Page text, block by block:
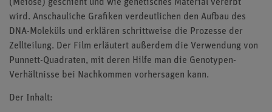
(Meiose) geschieht und wie genetisches Material vererbt
wird. Anschauliche Grafiken verdeutlichen den Aufbau des
DNA-Moleküls und erklären schrittweise die Prozesse der
Zellteilung. Der Film erläutert außerdem die Verwendung von
Punnett-Quadraten, mit deren Hilfe man die Genotypen-
Verhältnisse bei Nachkommen vorhersagen kann.
Der Inhalt: